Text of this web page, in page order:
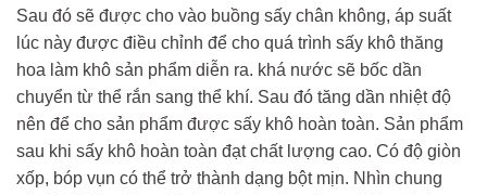
Sau đó sẽ được cho vào buồng sấy chân không, áp suất
lúc này được điều chỉnh để cho quá trình sấy khô thăng
hoa làm khô sản phẩm diễn ra. khá nước sẽ bốc dần
chuyển từ thể rắn sang thể khí. Sau đó tăng dần nhiệt độ
nên để cho sản phẩm được sấy khô hoàn toàn. Sản phẩm
sau khi sấy khô hoàn toàn đạt chất lượng cao. Có độ giòn
xốp, bóp vụn có thể trở thành dạng bột mịn. Nhìn chung